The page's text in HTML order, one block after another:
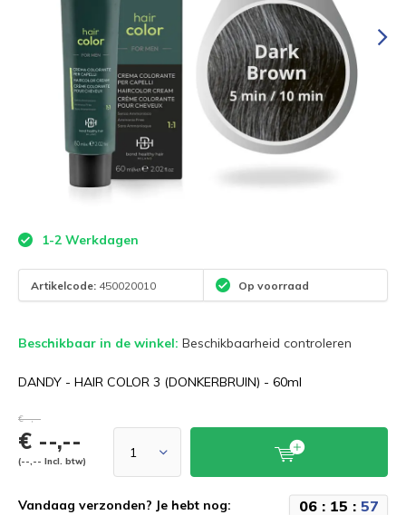
1-2 Werkdagen
Artikelcode: 450020010 Op voorraad
Beschikbaar in de winkel: Beschikbaarheid controleren
DANDY - HAIR COLOR 3 (DONKERBRUIN) - 60ml
€--,--
€ --,--
(--,-- Incl. btw)
Vandaag verzonden? Je hebt nog: 06: 15 : 56